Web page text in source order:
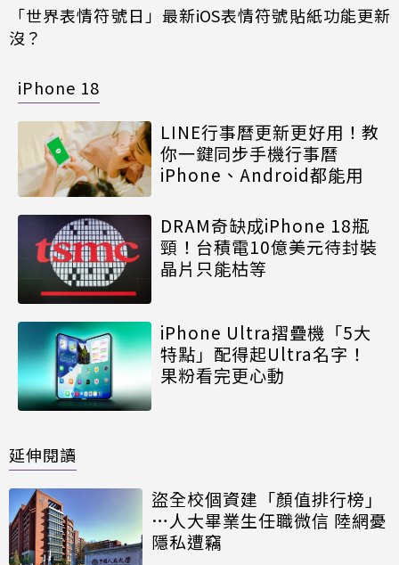
「世界表情符號日」最新iOS表情符號貼紙功能更新
沒？
iPhone 18
LINE行事曆更新更好用！教
你一鍵同步手機行事曆
iPhone、Android都能用
DRAM奇缺成iPhone 18瓶
頸！台積電10億美元待封裝
晶片只能枯等
iPhone Ultra摺疊機「5大
特點」配得起Ultra名字！
果粉看完更心動
延伸閱讀
盜全校個資建「顏值排行榜」
…人大畢業生任職微信 陸網憂
隱私遭竊